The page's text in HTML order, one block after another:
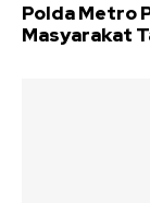
Polda Metro
Masyarakat